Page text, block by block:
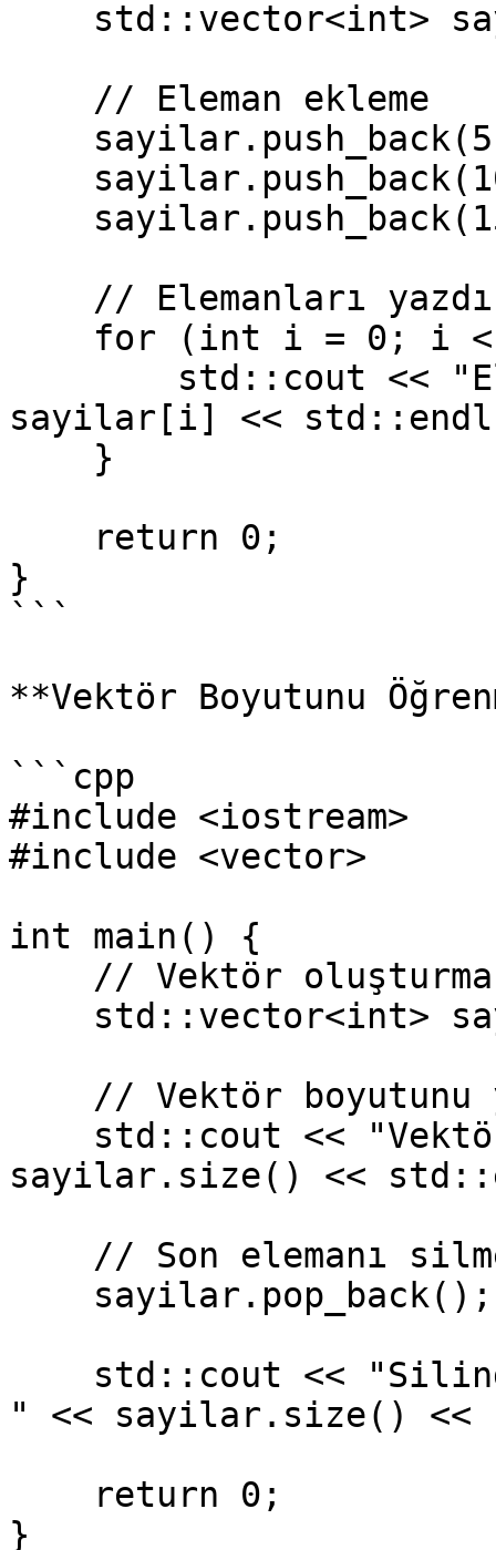
sayilar[i] <<
}
```
**Vektör Boyutunu
```cpp
#include <iostream>
#include <vector>
int main() {
sayilar.size() <<
" << sayilar.size() <<
}